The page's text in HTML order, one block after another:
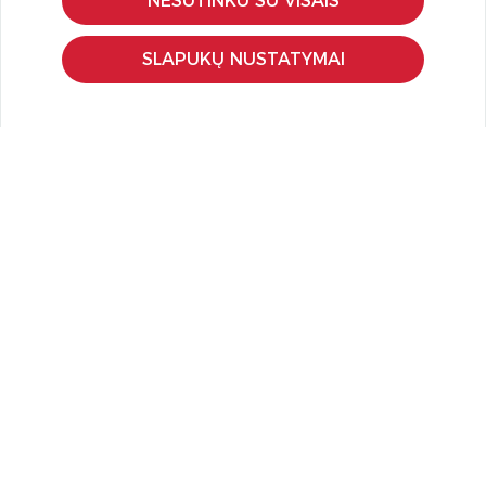
Pristatymas ir grąžinimas
Apmokėjimo būdai
Kokybės ir saugumo standartai
Privatumo taisyklės
SLAPUKŲ NUSTATYMAI